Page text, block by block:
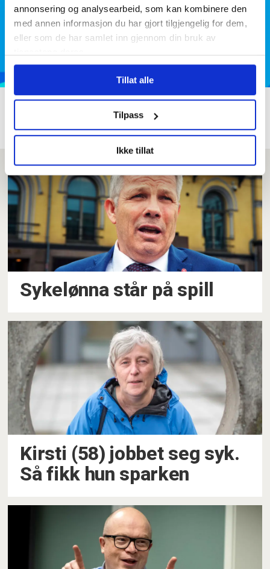
annonsering og analysearbeid, som kan kombinere den
med annen informasjon du har gjort tilgjengelig for dem,
eller som de har samlet inn gjennom din bruk av
Tillat alle
Tilpass
Ikke tillat
Dette vil Høyre kutte om de
får makta etter valget
Sykelønna står på spill
Kirsti (58) jobbet seg syk.
Så fikk hun sparken